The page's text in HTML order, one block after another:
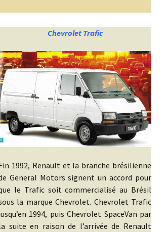
Chevrolet Trafic
1992, Renault et la branche brésilienne
General Motors signent un accord pour
le Trafic soit commercialisé au Brésil
la marque Chevrolet. Chevrolet Trafic
1994, puis Chevrolet SpaceVan par
suite en raison de l’arrivée de Renault